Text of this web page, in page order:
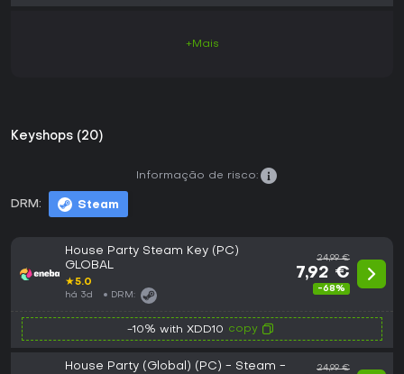
+Mais
Keyshops (20)
DRM: Steam
Informação de risco:
House Party Steam Key (PC)
GLOBAL
★5.0
há 3d DRM:
24,99 €
7,92 €
-68%
-10% with XDD10 copy
House Party (Global) (PC) - Steam -
24,99 €